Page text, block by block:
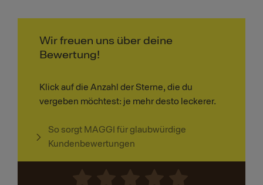
Wir freuen uns über deine
Bewertung!
Klick auf die Anzahl der Sterne, die du
vergeben möchtest: je mehr desto leckerer.
So sorgt MAGGI für glaubwürdige
Kundenbewertungen